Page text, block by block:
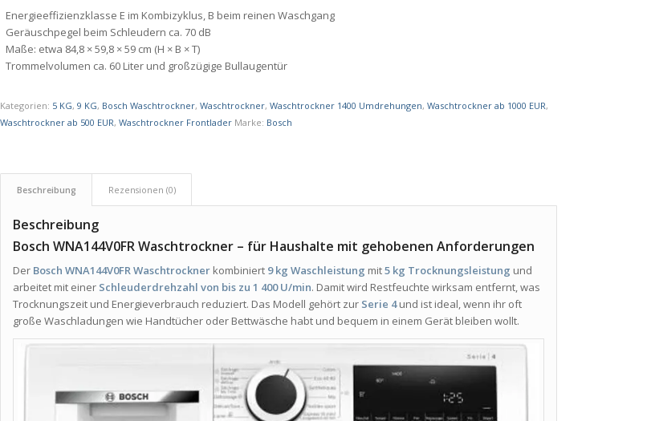
Energieeffizienzklasse E im Kombizyklus, B beim reinen Waschgang
Geräuschpegel beim Schleudern ca. 70 dB
Maße: etwa 84,8 × 59,8 × 59 cm (H × B × T)
Trommelvolumen ca. 60 Liter und großzügige Bullaugentür
Kategorien: 5 KG,9 KG, Bosch Waschtrockner,Waschtrockner,Waschtrockner 1400 Umdrehungen,Waschtrockner ab 1000 EUR,
Waschtrockner ab 500 EUR,Waschtrockner Frontlader Marke: Bosch
Beschreibung Rezensionen (0)
Beschreibung
Bosch WNA144V0FR Waschtrockner – für Haushalte mit gehobenen Anforderungen
Der Bosch WNA144V0FR Waschtrockner kombiniert 9 kg Waschleistung mit5 kg Trocknungsleistung und
arbeitet mit einer Schleuderdrehzahl von bis zu 1 400 U/min. Damit wird Restfeuchte wirksam entfernt, was
Trocknungszeit und Energieverbrauch reduziert. Das Modell gehört zur Serie 4und ist ideal, wenn ihr oft
große Waschladungen wie Handtücher oder Bettwäsche habt und bequem in einem Gerät bleiben wollt.